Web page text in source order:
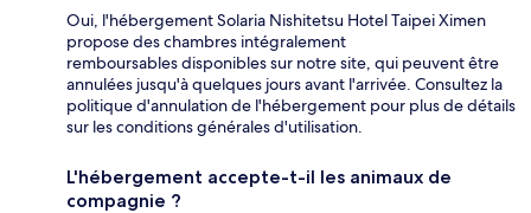
Oui, l'hébergement Solaria Nishitetsu Hotel Taipei Ximen
propose des chambres intégralement
remboursables disponibles sur notre site, qui peuvent être
annulées jusqu'à quelques jours avant l'arrivée. Consultez la
politique d'annulation de l'hébergement pour plus de détails
sur les conditions générales d'utilisation.
L'hébergement accepte-t-il les animaux de
compagnie ?